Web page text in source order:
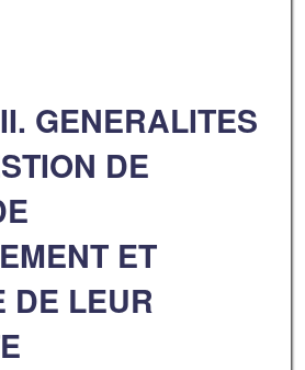
GENERALITES
DE
ET
DE LEUR